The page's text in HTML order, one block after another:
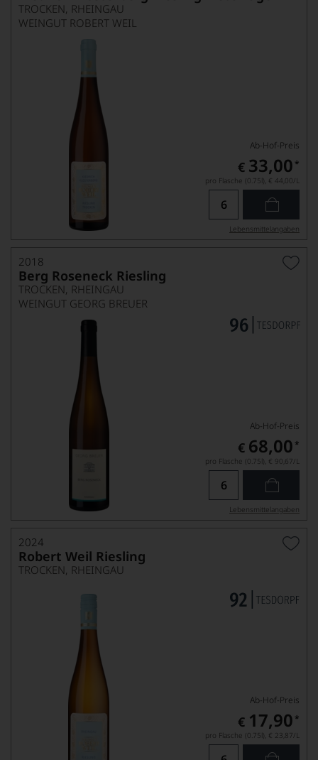
TROCKEN, RHEINGAU
WEINGUT ROBERT WEIL
Ab-Hof-Preis
€ 33,00 *
pro Flasche (0.75l), € 44,00/L
Lebensmittel­angaben
2018
Berg Roseneck Riesling
TROCKEN, RHEINGAU
WEINGUT GEORG BREUER
Ab-Hof-Preis
€ 68,00 *
pro Flasche (0.75l), € 90,67/L
Lebensmittel­angaben
2024
Robert Weil Riesling
TROCKEN, RHEINGAU
Ab-Hof-Preis
€ 17,90 *
pro Flasche (0.75l), € 23,87/L